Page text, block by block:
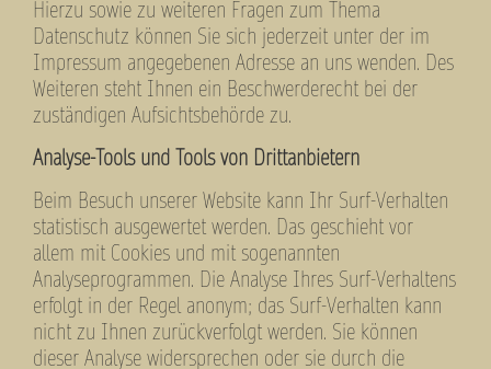
Hierzu sowie zu weiteren Fragen zum Thema
Datenschutz können Sie sich jederzeit unter der im
Impressum angegebenen Adresse an uns wenden. Des
Weiteren steht Ihnen ein Beschwerderecht bei der
zuständigen Aufsichtsbehörde zu.
Analyse-Tools und Tools von Drittanbietern
Beim Besuch unserer Website kann Ihr Surf-Verhalten
statistisch ausgewertet werden. Das geschieht vor
allem mit Cookies und mit sogenannten
Analyseprogrammen. Die Analyse Ihres Surf-Verhaltens
erfolgt in der Regel anonym; das Surf-Verhalten kann
nicht zu Ihnen zurückverfolgt werden. Sie können
dieser Analyse widersprechen oder sie durch die